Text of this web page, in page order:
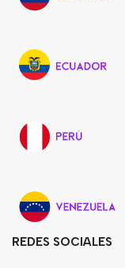
REDES SOCIALES